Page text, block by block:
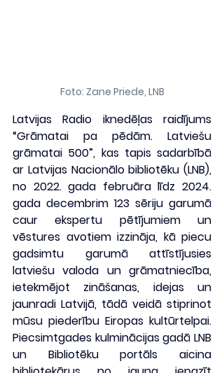
Foto: Zane Priede, LNB
Latvijas Radio iknedēļas raidījums
“Grāmatai pa pēdām. Latviešu
grāmatai 500”, kas tapis sadarbībā
ar Latvijas Nacionālo bibliotēku (LNB),
no 2022. gada februāra līdz 2024.
gada decembrim 123 sēriju garumā
caur ekspertu pētījumiem un
vēstures avotiem izzināja, kā piecu
gadsimtu garumā attīstījusies
latviešu valoda un grāmatniecība,
ietekmējot zināšanas, idejas un
jaunradi Latvijā, tādā veidā stiprinot
mūsu piederību Eiropas kultūrtelpai.
Piecsimtgades kulminācijas gadā LNB
un Bibliotēku portāls aicina